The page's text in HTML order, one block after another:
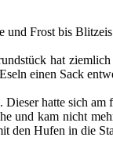
Frost bis
hat
einen Sack
hatte sich
und kam nicht
den Hufen in die